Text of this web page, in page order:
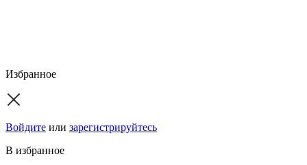
Избранное
Войдите или зарегистрируйтесь
В избранное